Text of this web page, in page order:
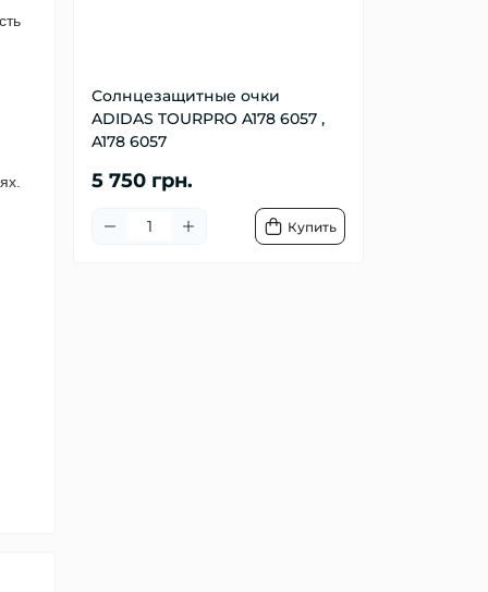
Солнцезащитные очки
ADIDAS TOURPRO A178 6057 ,
A178 6057
5 750 грн.
Купить